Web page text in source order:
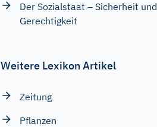
Der Sozialstaat – Sicherheit und
Gerechtigkeit
Weitere Lexikon Artikel
Zeitung
Pflanzen